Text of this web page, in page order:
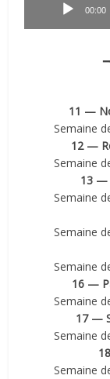
00:00
11 —
Semaine
12 —
Semaine
13 —
Semaine
Semaine
Semaine
16 —
Semaine
17 —
Semaine
Semaine